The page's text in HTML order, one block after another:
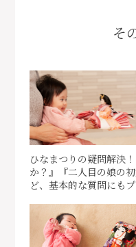
そ
ひなまつりの疑問解決
か？』『二人目の娘の
ど、基本的な質問にも